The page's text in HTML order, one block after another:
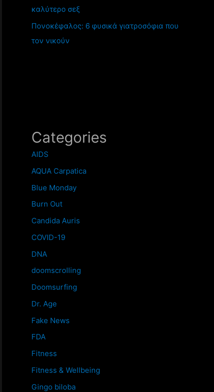
καλύτερο σεξ
Πονοκέφαλος: 6 φυσικά γιατροσόφια που
τον νικούν
Categories
AIDS
AQUA Carpatica
Blue Monday
Burn Out
Candida Auris
COVID-19
DNA
doomscrolling
Doomsurfing
Dr. Age
Fake News
FDA
Fitness
Fitness & Wellbeing
Gingo biloba